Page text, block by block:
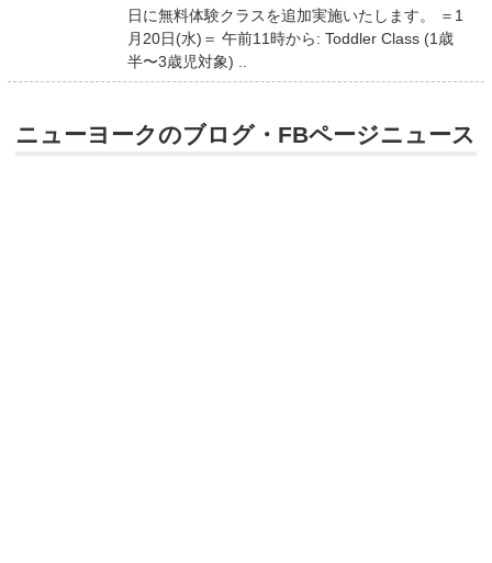
日に無料体験クラスを追加実施いたします。 ＝1
月20日(水)＝ 午前11時から: Toddler Class (1歳
半〜3歳児対象) ..
ニューヨークのブログ・FBページニュース